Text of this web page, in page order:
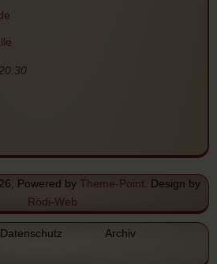
Powered by Theme-Point. Design by
Rödi-Web
Datenschutz
Archiv